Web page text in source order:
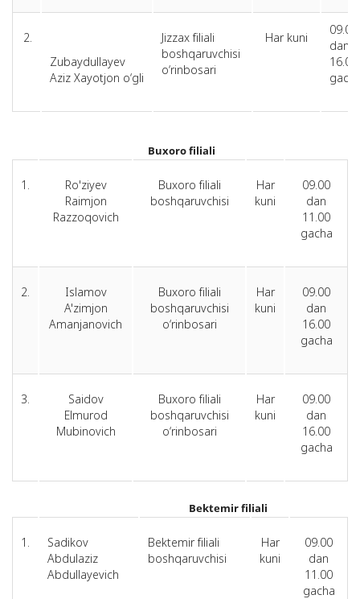
2.
Zubaydullayev
Aziz Xayotjon o‘gli
Jizzax filiali
boshqaruvchisi
o‘rinbosari
Har kuni
09.00
dan
16.00
Buxoro filiali
1.
Ro'ziyev
Raimjon
Razzoqovich
Buxoro filiali
boshqaruvchisi
Har
kuni
09.00
dan
11.00
gacha
2.
Islamov
A'zimjon
Amanjanovich
Buxoro filiali
boshqaruvchisi
o‘rinbosari
Har
kuni
09.00
dan
16.00
gacha
3.
Saidov
Elmurod
Mubinovich
Buxoro filiali
boshqaruvchisi
o‘rinbosari
Har
kuni
09.00
dan
16.00
gacha
Bektemir filiali
1.
Sadikov
Abdulaziz
Abdullayevich
Bektemir filiali
boshqaruvchisi
Har
kuni
09.00
dan
11.00
gacha